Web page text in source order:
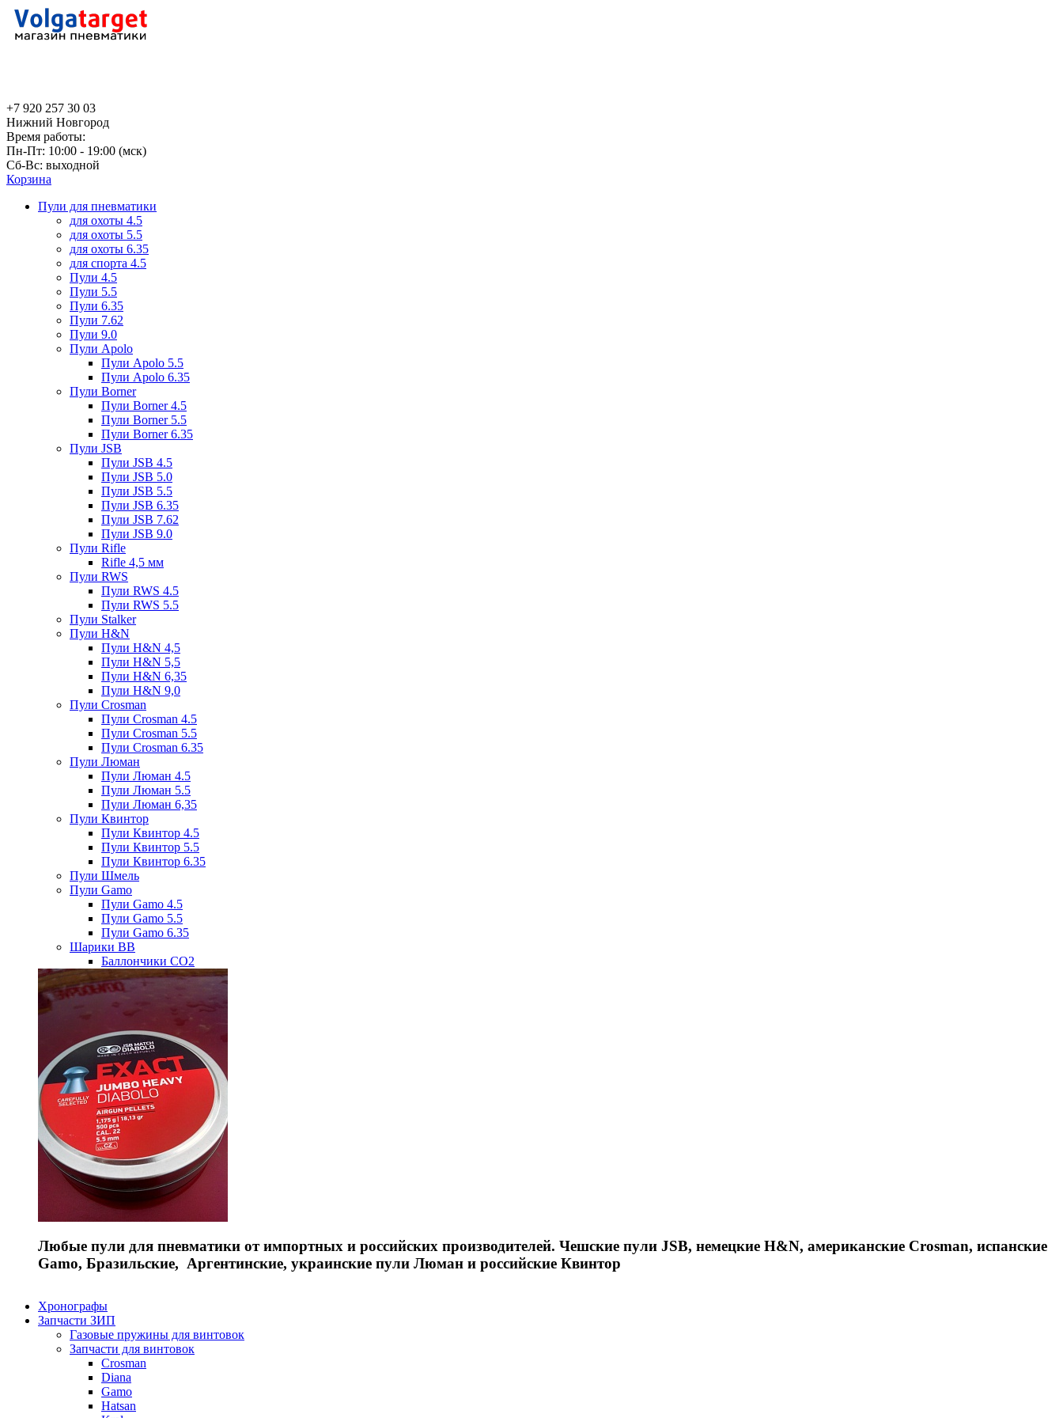
+7 920 257 30 03
Нижний Новгород
Время работы:
Пн-Пт: 10:00 - 19:00 (мск)
Сб-Вс: выходной
Корзина
Пули для пневматики
для охоты 4.5
для охоты 5.5
для охоты 6.35
для спорта 4.5
Пули 4.5
Пули 5.5
Пули 6.35
Пули 7.62
Пули 9.0
Пули Apolo
Пули Apolo 5.5
Пули Apolo 6.35
Пули Borner
Пули Borner 4.5
Пули Borner 5.5
Пули Borner 6.35
Пули JSB
Пули JSB 4.5
Пули JSB 5.0
Пули JSB 5.5
Пули JSB 6.35
Пули JSB 7.62
Пули JSB 9.0
Пули Rifle
Rifle 4,5 мм
Пули RWS
Пули RWS 4.5
Пули RWS 5.5
Пули Stalker
Пули H&N
Пули H&N 4,5
Пули H&N 5,5
Пули H&N 6,35
Пули H&N 9,0
Пули Crosman
Пули Crosman 4.5
Пули Crosman 5.5
Пули Crosman 6.35
Пули Люман
Пули Люман 4.5
Пули Люман 5.5
Пули Люман 6,35
Пули Квинтор
Пули Квинтор 4.5
Пули Квинтор 5.5
Пули Квинтор 6.35
Пули Шмель
Пули Gamo
Пули Gamo 4.5
Пули Gamo 5.5
Пули Gamo 6.35
Шарики BB
Баллончики CO2
Любые пули для пневматики от импортных и российских производителей. Чешские пули JSB, немецкие H&N, американские Crosman, испанские
Gamo, Бразильские, Аргентинские, украинские пули Люман и российские Квинтор
Хронографы
Запчасти ЗИП
Газовые пружины для винтовок
Запчасти для винтовок
Crosman
Diana
Gamo
Hatsan